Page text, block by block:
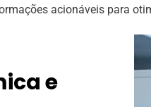
acionáveis para